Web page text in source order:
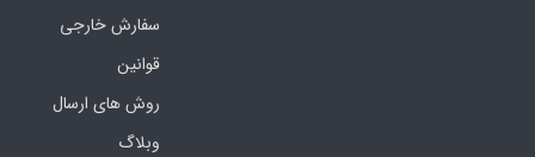
سفارش خارجی
قوانین
روش های ارسال
وبلاگ